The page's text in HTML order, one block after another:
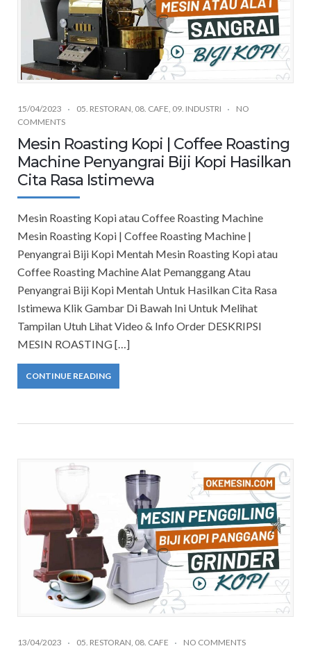
15/04/2023 05. RESTORAN, 08. CAFE, 09. INDUSTRI
NO
COMMENTS
Mesin Roasting Kopi | Coffee Roasting
Machine Penyangrai Biji Kopi Hasilkan
Cita Rasa Istimewa
Mesin Roasting Kopi atau Coffee Roasting Machine
Mesin Roasting Kopi | Coffee Roasting Machine |
Penyangrai Biji Kopi Mentah Mesin Roasting Kopi atau
Coffee Roasting Machine Alat Pemanggang Atau
Penyangrai Biji Kopi Mentah Untuk Hasilkan Cita Rasa
Istimewa Klik Gambar Di Bawah Ini Untuk Melihat
Tampilan Utuh Lihat Video & Info Order DESKRIPSI
MESIN ROASTING […]
CONTINUE READING
13/04/2023 05. RESTORAN, 08. CAFE NO COMMENTS